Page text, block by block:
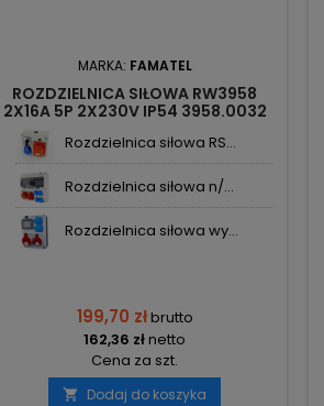
MARKA: FAMATEL
ROZDZIELNICA SIŁOWA RW3958
2X16A 5P 2X230V IP54 3958.0032
Rozdzielnica siłowa RS...
Rozdzielnica siłowa n/...
Rozdzielnica siłowa wy...
199,70 złbrutto
162,36 złnetto
Cena za szt.
 Dodaj do koszyka